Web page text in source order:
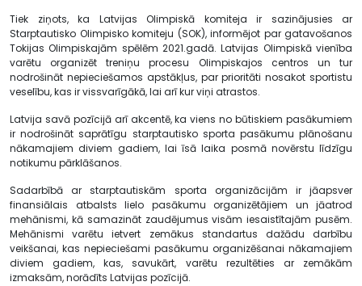
Tiek ziņots, ka Latvijas Olimpiskā komiteja ir sazinājusies ar
Starptautisko Olimpisko komiteju (SOK), informējot par gatavošanos
Tokijas Olimpiskajām spēlēm 2021.gadā. Latvijas Olimpiskā vienība
varētu organizēt treniņu procesu Olimpiskajos centros un tur
nodrošināt nepieciešamos apstākļus, par prioritāti nosakot sportistu
veselību, kas ir vissvarīgākā, lai arī kur viņi atrastos.
Latvija savā pozīcijā arī akcentē, ka viens no būtiskiem pasākumiem
ir nodrošināt saprātīgu starptautisko sporta pasākumu plānošanu
nākamajiem diviem gadiem, lai īsā laika posmā novērstu līdzīgu
notikumu pārklāšanos.
Sadarbībā ar starptautiskām sporta organizācijām ir jāapsver
finansiālais atbalsts lielo pasākumu organizētājiem un jāatrod
mehānismi, kā samazināt zaudējumus visām iesaistītajām pusēm.
Mehānismi varētu ietvert zemākus standartus dažādu darbību
veikšanai, kas nepieciešami pasākumu organizēšanai nākamajiem
diviem gadiem, kas, savukārt, varētu rezultēties ar zemākām
izmaksām, norādīts Latvijas pozīcijā.